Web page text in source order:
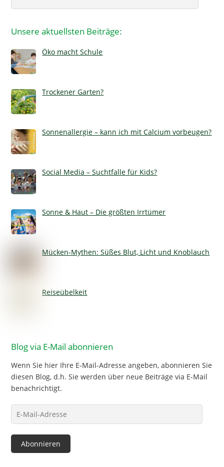
Unsere aktuellsten Beiträge:
Öko macht Schule
Trockener Garten?
Sonnenallergie – kann ich mit Calcium vorbeugen?
Social Media – Suchtfalle für Kids?
Sonne & Haut – Die größten Irrtümer
Mücken-Mythen: Süßes Blut, Licht und Knoblauch
Reiseübelkeit
Blog via E-Mail abonnieren
Wenn Sie hier Ihre E-Mail-Adresse angeben, abonnieren Sie
diesen Blog, d.h. Sie werden über neue Beiträge via E-Mail
benachrichtigt.
E-
Mail-
Adresse
Abonnieren